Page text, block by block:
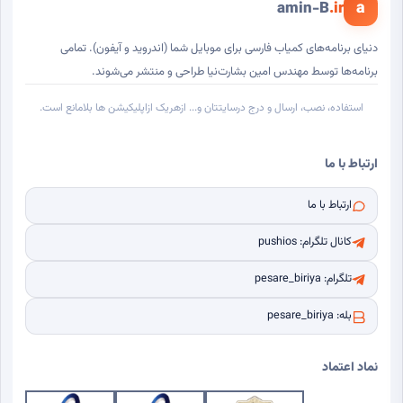
a
amin-B.ir
دنیای برنامه‌های کمیاب فارسی برای موبایل شما (اندروید و آیفون). تمامی
برنامه‌ها توسط مهندس امین بشارت‌نیا طراحی و منتشر می‌شوند.
استفاده، نصب، ارسال و درج درسایتتان و... ازهریک ازاپلیکیشن ها بلامانع است.
ارتباط با ما
ارتباط با ما
کانال تلگرام: pushios
تلگرام: pesare_biriya
بله: pesare_biriya
نماد اعتماد